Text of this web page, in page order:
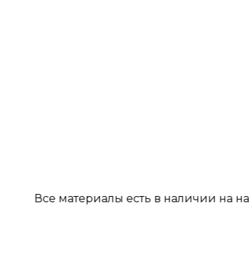
Все материалы есть в наличии на нашем